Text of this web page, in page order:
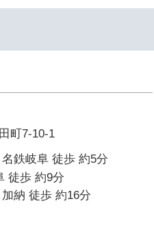
町7-10-1
鉄岐阜 徒歩 約5分
徒歩 約9分
納 徒歩 約16分